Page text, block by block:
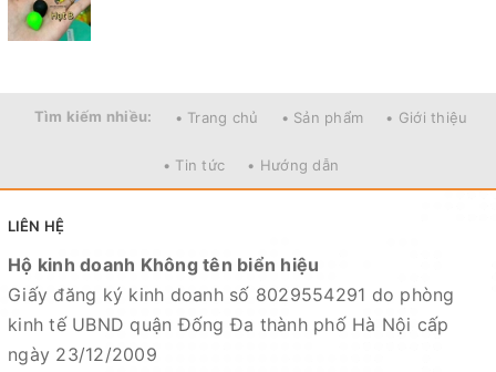
Mọi thắc mắc liên hệ SĐT
: 098.138.9928 - 098.902.9066 - 090.565.6668 -
091.258.3939 để được giải đáp.
Tìm kiếm nhiều: • Trang chủ • Sản phẩm • Giới thiệu
• Tin tức • Hướng dẫn
LIÊN HỆ
Hộ kinh doanh Không tên biển hiệu
Giấy đăng ký kinh doanh số 8029554291 do phòng
kinh tế UBND quận Đống Đa thành phố Hà Nội cấp
ngày 23/12/2009